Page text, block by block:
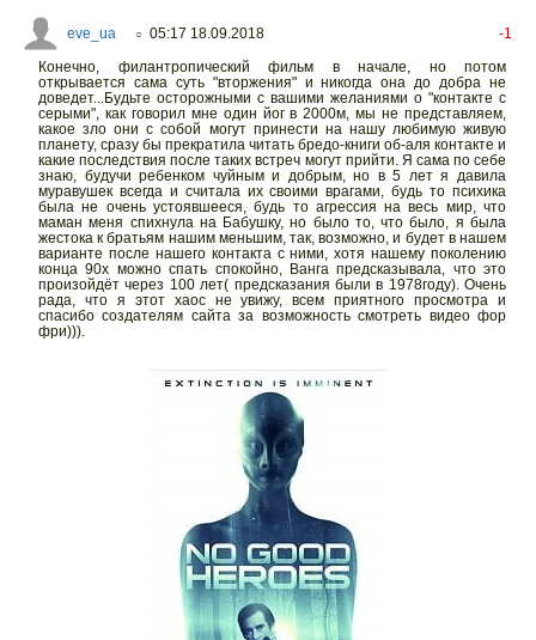
eve_ua ○ 05:17 18.09.2018
-1
Конечно, филантропический фильм в начале, но потом
открывается сама суть "вторжения" и никогда она до добра не
доведет...Будьте осторожными с вашими желаниями о "контакте с
серыми", как говорил мне один йог в 2000м, мы не представляем,
какое зло они с собой могут принести на нашу любимую живую
планету, сразу бы прекратила читать бредо-книги об-аля контакте и
какие последствия после таких встреч могут прийти. Я сама по себе
знаю, будучи ребенком чуйным и добрым, но в 5 лет я давила
муравушек всегда и считала их своими врагами, будь то психика
была не очень устоявшееся, будь то агрессия на весь мир, что
маман меня спихнула на Бабушку, но было то, что было, я была
жестока к братьям нашим меньшим, так, возможно, и будет в нашем
варианте после нашего контакта с ними, хотя нашему поколению
конца 90х можно спать спокойно, Ванга предсказывала, что это
произойдёт через 100 лет( предсказания были в 1978году). Очень
рада, что я этот хаос не увижу, всем приятного просмотра и
спасибо создателям сайта за возможность смотреть видео фор
фри))).